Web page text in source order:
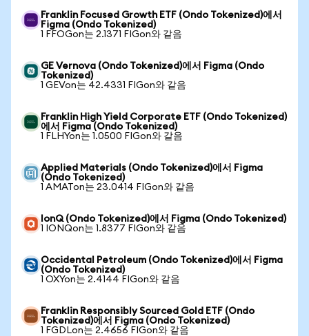
Franklin Focused Growth ETF (Ondo Tokenized)에서
Figma (Ondo Tokenized)
1 FFOGon는 2.1371 FIGon와 같음
GE Vernova (Ondo Tokenized)에서 Figma (Ondo
Tokenized)
1 GEVon는 42.4331 FIGon와 같음
Franklin High Yield Corporate ETF (Ondo Tokenized)
에서 Figma (Ondo Tokenized)
1 FLHYon는 1.0500 FIGon와 같음
Applied Materials (Ondo Tokenized)에서 Figma
(Ondo Tokenized)
1 AMATon는 23.0414 FIGon와 같음
IonQ (Ondo Tokenized)에서 Figma (Ondo Tokenized)
1 IONQon는 1.8377 FIGon와 같음
Occidental Petroleum (Ondo Tokenized)에서 Figma
(Ondo Tokenized)
1 OXYon는 2.4144 FIGon와 같음
Franklin Responsibly Sourced Gold ETF (Ondo
Tokenized)에서 Figma (Ondo Tokenized)
1 FGDLon는 2.4656 FIGon와 같음